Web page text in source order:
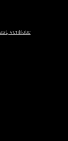
ventilatie